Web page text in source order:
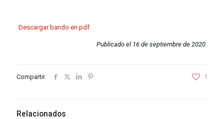
Descargar bando en pdf
Publicado el 16 de septiembre de 2020
Compartir 1
Relacionados